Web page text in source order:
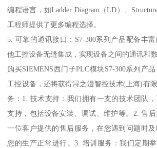
编程语言，如Ladder Diagram（LD）、
工程师提供了更多编程选择。
5. 可靠的通讯接口：S7-300系列产品配备丰
他工控设备无缝集成，实现设备之间的通讯和数
购买SIEMENS西门子PLC模块S7-300系列产
工控设备，还将获得浔之漫智控技术(上海)有
务：1. 技术支持：我们拥有一支的技术团队
支持，包括设备安装、调试、维护等。2. 售
一位客户提供的售后服务，在您遇到问题时
您的生产正常进行。3. 培训服务：我们定期